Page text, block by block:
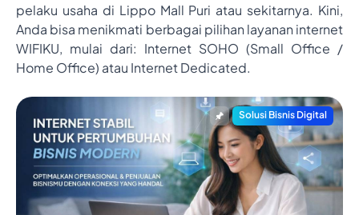
pelaku usaha di Lippo Mall Puri atau sekitarnya. Kini,
Anda bisa menikmati berbagai pilihan layanan internet
WIFIKU, mulai dari: Internet SOHO (Small Office /
Home Office) atau Internet Dedicated.
Solusi Bisnis Digital